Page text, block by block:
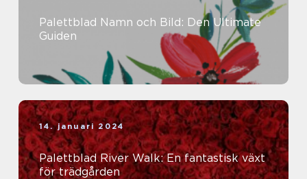
Palettblad Namn och Bild: Den Ultimate
Guiden
14. januari 2024
Palettblad River Walk: En fantastisk växt
för trädgården